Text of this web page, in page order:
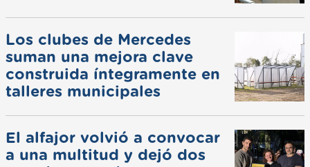
Los clubes de Mercedes
suman una mejora clave
construida íntegramente en
talleres municipales
El alfajor volvió a convocar
a una multitud y dejó dos